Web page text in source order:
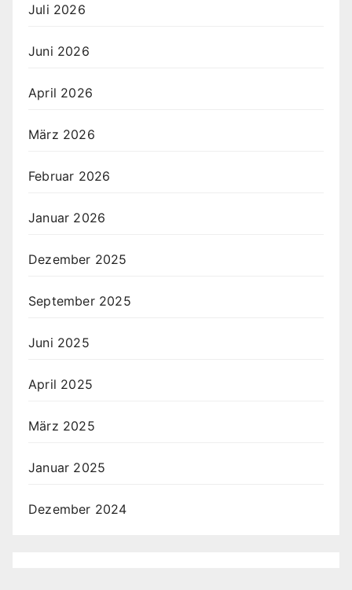
Juli 2026
Juni 2026
April 2026
März 2026
Februar 2026
Januar 2026
Dezember 2025
September 2025
Juni 2025
April 2025
März 2025
Januar 2025
Dezember 2024